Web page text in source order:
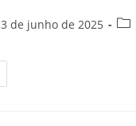
3 de junho de 2025